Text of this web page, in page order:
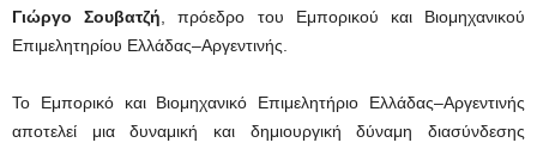
Γιώργο Σουβατζή , πρόεδρο του Εμπορικού και Βιομηχανικού
Επιμελητηρίου Ελλάδας–Αργεντινής.
Το Εμπορικό και Βιομηχανικό Επιμελητήριο Ελλάδας–Αργεντινής
αποτελεί μια δυναμική και δημιουργική δύναμη διασύνδεσης